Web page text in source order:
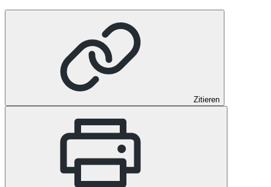
Zitieren